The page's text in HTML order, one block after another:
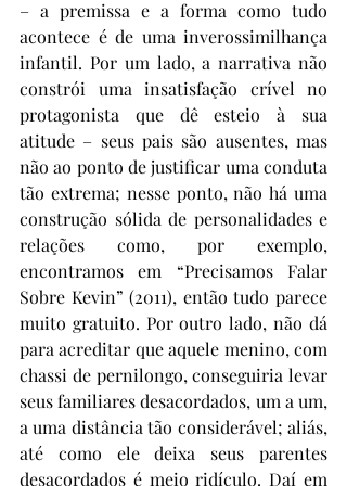
– a premissa e a forma como tudo
acontece é de uma inverossimilhança
infantil. Por um lado, a narrativa não
constrói uma insatisfação crível no
protagonista que dê esteio à sua
atitude – seus pais são ausentes, mas
não ao ponto de justificar uma conduta
tão extrema; nesse ponto, não há uma
construção sólida de personalidades e
relações como, por exemplo,
encontramos em “Precisamos Falar
Sobre Kevin” (2011), então tudo parece
muito gratuito. Por outro lado, não dá
para acreditar que aquele menino, com
chassi de pernilongo, conseguiria levar
seus familiares desacordados, um a um,
a uma distância tão considerável; aliás,
até como ele deixa seus parentes
desacordados é meio ridículo. Daí em